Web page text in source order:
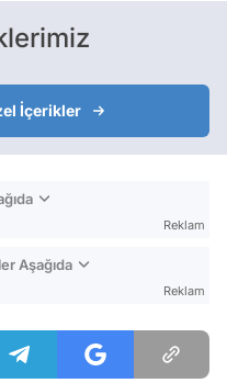
İçerikler
Reklam
Aşağıda
Reklam